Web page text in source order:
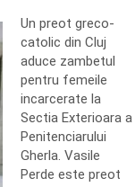
Un preot greco-
catolic din Cluj
aduce zambetul
pentru femeile
incarcerate la
Sectia Exterioara a
Penitenciarului
Gherla. Vasile
Perde este preot